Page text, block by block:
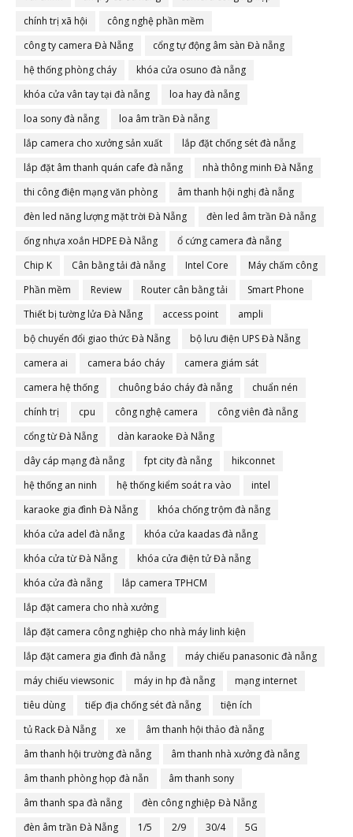
chính trị xã hội
công nghệ phần mềm
công ty camera Đà Nẵng
cổng tự động âm sàn Đà nẵng
hệ thống phòng cháy
khóa cửa osuno đà nẵng
khóa cửa vân tay tại đà nẵng
loa hay đà nẵng
loa sony đà nẵng
loa âm trần Đà nẵng
lắp camera cho xưởng sản xuất
lắp đặt chống sét đà nẵng
lắp đặt âm thanh quán cafe đà nẵng
nhà thông minh Đà Nẵng
thi công điện mạng văn phòng
âm thanh hội nghị đà nẵng
đèn led năng lượng mặt trời Đà Nẵng
đèn led âm trần Đà nẵng
ống nhựa xoắn HDPE Đà Nẵng
ổ cứng camera đà nẵng
Chip K
Cân bằng tải đà nẵng Intel Core
Máy chấm công
Phần mềm
Review Router cân bằng tải
Smart Phone
Thiết bị tường lửa Đà Nẵng
access point
ampli
bộ chuyển đổi giao thức Đà Nẵng
bộ lưu điện UPS Đà Nẵng
camera ai
camera báo cháy
camera giám sát
camera hệ thống
chuông báo cháy đà nẵng
chuẩn nén
chính trị
cpu công nghệ camera
công viên đà nẵng
cổng từ Đà Nẵng
dàn karaoke Đà Nẵng
dây cáp mạng đà nẵng
fpt city đà nẵng
hikconnet
hệ thống an ninh
hệ thống kiểm soát ra vào
intel
karaoke gia đình Đà Nẵng
khóa chống trộm đà nẵng
khóa cửa adel đà nẵng
khóa cửa kaadas đà nẵng
khóa cửa từ Đà Nẵng
khóa cửa điện tử Đà nẵng
khóa cửa đà nẵng
lắp camera TPHCM
lắp đặt camera cho nhà xưởng
lắp đặt camera công nghiệp cho nhà máy linh kiện
lắp đặt camera gia đình đà nẵng
máy chiếu panasonic đà nẵng
máy chiếu viewsonic
máy in hp đà nẵng
mạng internet
tiêu dùng
tiếp địa chống sét đà nẵng
tiện ích
tủ Rack Đà Nẵng
xe
âm thanh hội thảo đà nẵng
âm thanh hội trường đà nẵng
âm thanh nhà xưởng đà nẵng
âm thanh phòng họp đà nẵn
âm thanh sony
âm thanh spa đà nẵng
đèn công nghiệp Đà Nẵng
đèn âm trần Đà Nẵng
1/5 2/9 30/4
5G